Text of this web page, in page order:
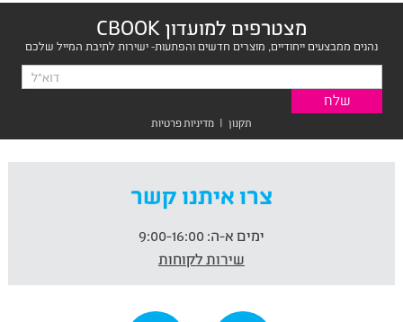
מצטרפים למועדון CBOOK
נהנים ממבצעים ייחודיים, מוצרים חדשים והפתעות- ישירות לתיבת המייל שלכם
תקנון | מדיניות פרטיות
צרו איתנו קשר
ימים א-ה:
שירות לקוחות